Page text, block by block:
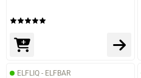
ELFLIQ - ELFBAR